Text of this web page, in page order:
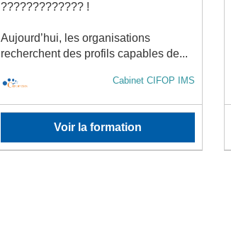
????????????? !
Aujourd’hui, les organisations
recherchent des profils capables de...
Cabinet CIFOP IMS
Voir la formation